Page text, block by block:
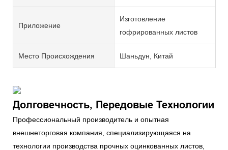
Приложение
Изготовление
гофрированных листов
Место Происхождения Шаньдун, Китай
Долговечность, Передовые Технологии
Профессиональный производитель и опытная
внешнеторговая компания, специализирующаяся на
технологии производства прочных оцинкованных листов,